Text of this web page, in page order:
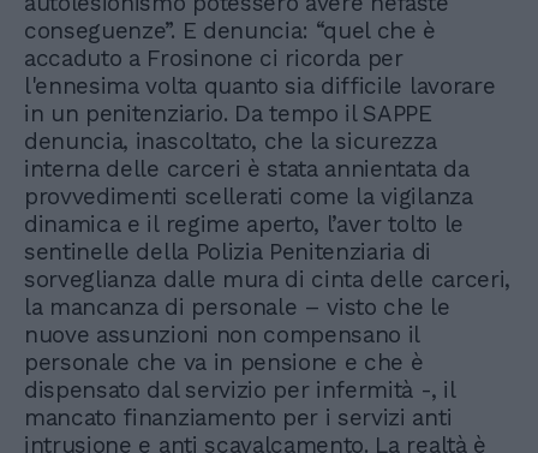
conseguenze”. E denuncia: “quel che è
accaduto a Frosinone ci ricorda per
l'ennesima volta quanto sia difficile lavorare
in un penitenziario. Da tempo il SAPPE
denuncia, inascoltato, che la sicurezza
interna delle carceri è stata annientata da
provvedimenti scellerati come la vigilanza
dinamica e il regime aperto, l’aver tolto le
sentinelle della Polizia Penitenziaria di
sorveglianza dalle mura di cinta delle carceri,
la mancanza di personale – visto che le
nuove assunzioni non compensano il
personale che va in pensione e che è
dispensato dal servizio per infermità -, il
mancato finanziamento per i servizi anti
intrusione e anti scavalcamento. La realtà è